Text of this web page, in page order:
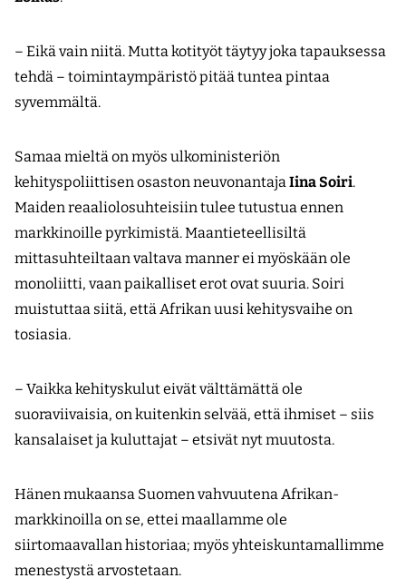
– Eikä vain niitä. Mutta kotityöt täytyy joka tapauksessa
tehdä – toimintaympäristö pitää tuntea pintaa
syvemmältä.
Samaa mieltä on myös ulkoministeriön
kehityspoliittisen osaston neuvonantajaIina Soiri.
Maiden reaaliolosuhteisiin tulee tutustua ennen
markkinoille pyrkimistä. Maan­tieteellisiltä
mittasuhteiltaan valtava manner ei myöskään ole
monoliitti, vaan paikalliset erot ovat suuria. Soiri
muistuttaa siitä, että Afrikan uusi kehitysvaihe on
tosiasia.
– Vaikka kehityskulut eivät välttämättä ole
suoraviivaisia, on kuitenkin selvää, että ihmiset – siis
kansalaiset ja kuluttajat – etsivät nyt muutosta.
Hänen mukaansa Suomen vahvuutena Afrikan-
markkinoilla on se, ettei maallamme ole
siirtomaavallan historiaa; myös yhteiskuntamallimme
menestystä arvostetaan.